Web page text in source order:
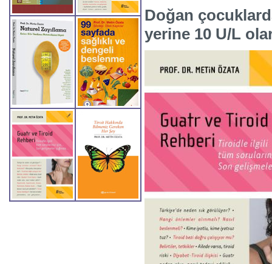
Doğan
yerine 10 U/L